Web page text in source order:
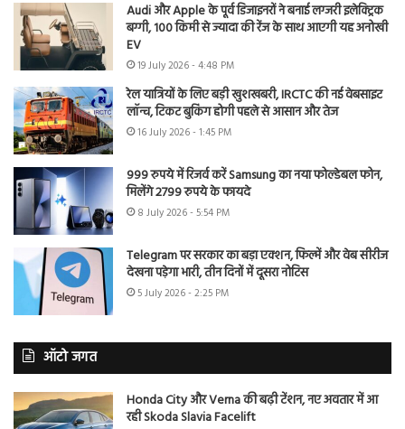
Audi और Apple के पूर्व डिजाइनरों ने बनाई लग्जरी इलेक्ट्रिक
बग्गी, 100 किमी से ज्यादा की रेंज के साथ आएगी यह अनोखी
EV
19 July 2026 - 4:48 PM
रेल यात्रियों के लिए बड़ी खुशखबरी, IRCTC की नई वेबसाइट
लॉन्च, टिकट बुकिंग होगी पहले से आसान और तेज
16 July 2026 - 1:45 PM
999 रुपये में रिजर्व करें Samsung का नया फोल्डेबल फोन,
मिलेंगे 2799 रुपये के फायदे
8 July 2026 - 5:54 PM
Telegram पर सरकार का बड़ा एक्शन, फिल्में और वेब सीरीज
देखना पड़ेगा भारी, तीन दिनों में दूसरा नोटिस
5 July 2026 - 2:25 PM
ऑटो जगत
Honda City और Verna की बढ़ी टेंशन, नए अवतार में आ
रही Skoda Slavia Facelift